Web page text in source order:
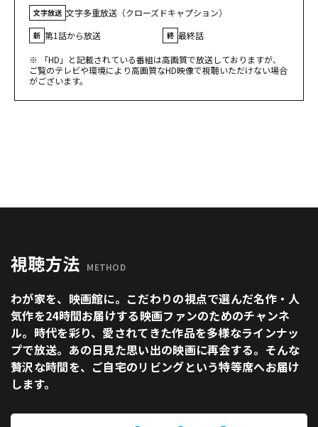
文字放送 文字多重放送（クローズドキャプション）
新 第1話から放送 終 最終話
※ 「HD」と記載されている番組は高画質で放送しておりますが、
ご覧のテレビや環境により高画質なHD映像で視聴いただけない場合
がございます。
視聴方法 METHOD
わが家を、映画館に。こだわりの視点で選んだ名作・人
気作を24時間お届けする映画ファンのためのチャンネ
ル。時代を彩り、愛されてきた作品を多様なラインナッ
プで放送。あの日見た思い出の映画に再会する。そんな
贅沢な時間を、ご自宅のリビングという特等席へお届け
します。